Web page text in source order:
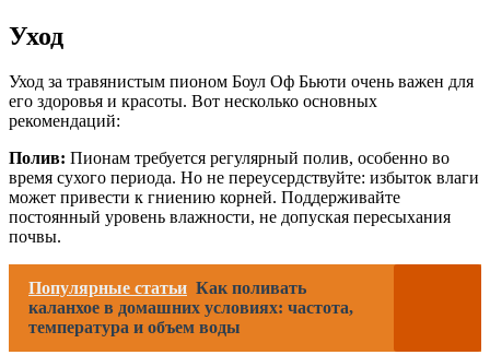
Уход
Уход за травянистым пионом Боул Оф Бьюти очень важен для
его здоровья и красоты. Вот несколько основных
рекомендаций:
Полив: Пионам требуется регулярный полив, особенно во
время сухого периода. Но не переусердствуйте: избыток влаги
может привести к гниению корней. Поддерживайте
постоянный уровень влажности, не допуская пересыхания
почвы.
Популярные статьи Как поливать
каланхое в домашних условиях: частота,
температура и объем воды